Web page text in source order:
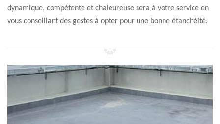
dynamique, compétente et chaleureuse sera à votre service en
vous conseillant des gestes à opter pour une bonne étanchéité.